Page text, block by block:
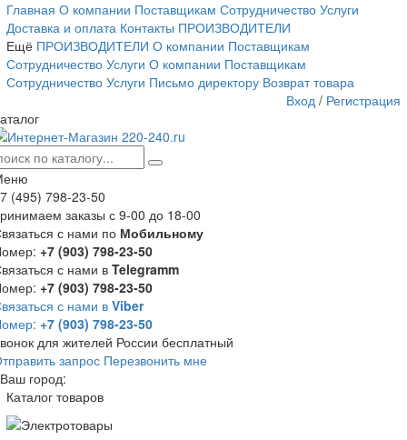
Главная О компании Поставщикам Сотрудничество Услуги
Доставка и оплата Контакты ПРОИЗВОДИТЕЛИ
Ещё ПРОИЗВОДИТЕЛИ О компании Поставщикам
Сотрудничество Услуги О компании Поставщикам
Сотрудничество Услуги Письмо директору Возврат товара
Вход / Регистрация
(495) 798-23-50
заказы с 9-00 до 18-00
с нами по Мобильному
+7 (903) 798-23-50
с нами в Telegramm
+7 (903) 798-23-50
с нами в Viber
+7 (903) 798-23-50
для жителей России бесплатный
запрос Перезвонить мне
Ваш город:
Каталог товаров